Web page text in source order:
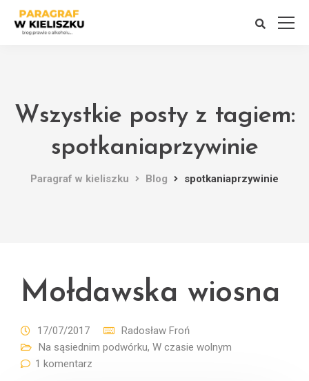
Wszystkie posty z tagiem:
spotkaniaprzywinie
Paragraf w kieliszku Blog spotkaniaprzywinie
Mołdawska wiosna
17/07/2017
Radosław Froń
Na sąsiednim podwórku, W czasie wolnym
1 komentarz